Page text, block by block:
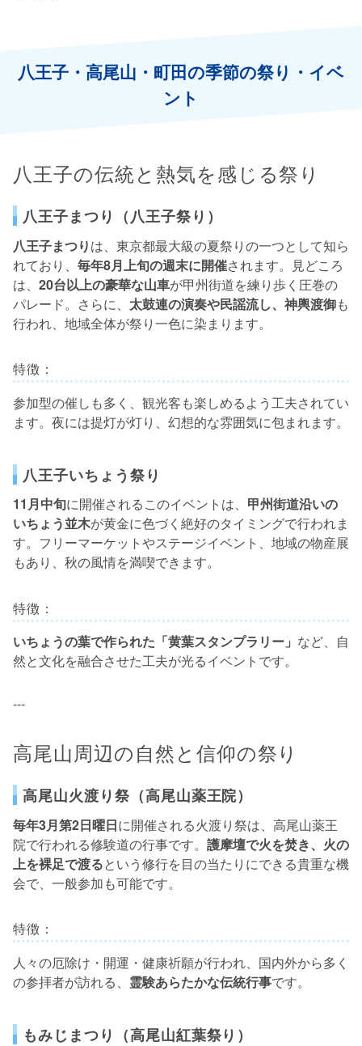
八王子・高尾山・町田の季節の祭り・イベ
ント
八王子の伝統と熱気を感じる祭り
八王子まつり（八王子祭り）
八王子まつりは、東京都最大級の夏祭りの一つとして知ら
れており、 毎年8月上旬の週末に開催されます。見どころ
は、 20台以上の豪華な山車が甲州街道を練り歩く圧巻の
パレード。さらに、 太鼓連の演奏や民謡流し、神輿渡御も
行われ、地域全体が祭り一色に染まります。
特徴：
参加型の催しも多く、観光客も楽しめるよう工夫されてい
ます。夜には提灯が灯り、幻想的な雰囲気に包まれます。
八王子いちょう祭り
11月中旬に開催されるこのイベントは、 甲州街道沿いの
いちょう並木が黄金に色づく絶好のタイミングで行われま
す。フリーマーケットやステージイベント、地域の物産展
もあり、秋の風情を満喫できます。
特徴：
いちょうの葉で作られた「黄葉スタンプラリー」 など、自
然と文化を融合させた工夫が光るイベントです。
---
高尾山周辺の自然と信仰の祭り
高尾山火渡り祭（高尾山薬王院）
毎年3月第2日曜日に開催される火渡り祭は、高尾山薬王
院で行われる修験道の行事です。 護摩壇で火を焚き、火の
上を裸足で渡るという修行を目の当たりにできる貴重な機
会で、一般参加も可能です。
特徴：
人々の厄除け・開運・健康祈願が行われ、国内外から多く
の参拝者が訪れる、 霊験あらたかな伝統行事です。
もみじまつり（高尾山紅葉祭り）